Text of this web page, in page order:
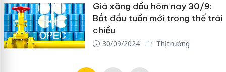
Giá xăng dầu hôm nay 30/9:
Bắt đầu tuần mới trong thế trái
chiều
30/09/2024 Thị trường